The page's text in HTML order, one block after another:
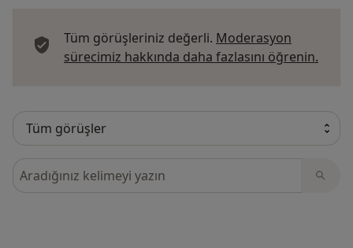
Tüm görüşleriniz değerli. Moderasyon
sürecimiz hakkında daha fazlasını öğrenin.
Görüşler içerisinde ara